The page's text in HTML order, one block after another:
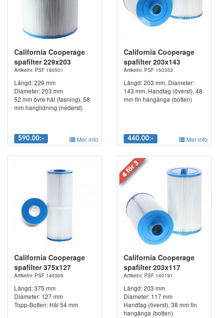
Polypropylen-filter är mycket effektiva på att samla in icke-
önskvärda partiklar ur vattnet. Polypropylen, ligger i lager inuti
filtret för att bort smutsen. Polypropylen i folkmun benämnas även
som rengöringsfria filter. Polypropylen-filter tar bort partiklar ner till
ca var 3e månad. Har du 2st. byter du var 6e månad osv. Det
man ska ta i beaktning är hur stor badbelastningen är.
Viktigaste är att alla badande tvättar sig ordentligt före och efter
bad.
Har du frågor om spabadsfilter går det givets bra att kontakta vårt
team. Bäst är att du mailar din fråga för snabbare
California Cooperage
spafilter 229x203
Artikelnr. PSF 180501
Längd: 229 mm
Diameter: 203 mm
52 mm övre hål (fasning), 58
mm hanglidning (nederst)
590.00:- Mer info
California Cooperage
spafilter 203x143
Artikelnr. PSF 150353
Längd: 203 mm, Diameter:
143 mm, Handtag (överst), 48
mm fin hangänga (botten)
440.00:- Mer info
California Cooperage
spafilter 375x127
Artikelnr. PSF 140305
Längd: 375 mm
Diameter: 127 mm
Topp-Botten: Hål 54 mm
California Cooperage
spafilter 203x117
Artikelnr. PSF 140191
Längd: 203 mm
Diameter: 117 mm
Handtag (överst), 38 mm fin
hangänga (botten)